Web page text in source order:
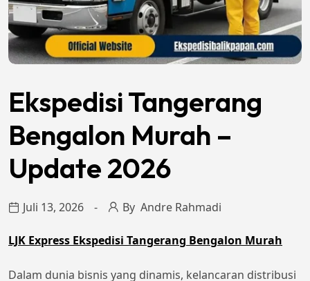
Ekspedisi Tangerang
Bengalon Murah –
Update 2026
Juli 13, 2026 By Andre Rahmadi
LJK Express Ekspedisi Tangerang Bengalon Murah
Dalam dunia bisnis yang dinamis, kelancaran distribusi